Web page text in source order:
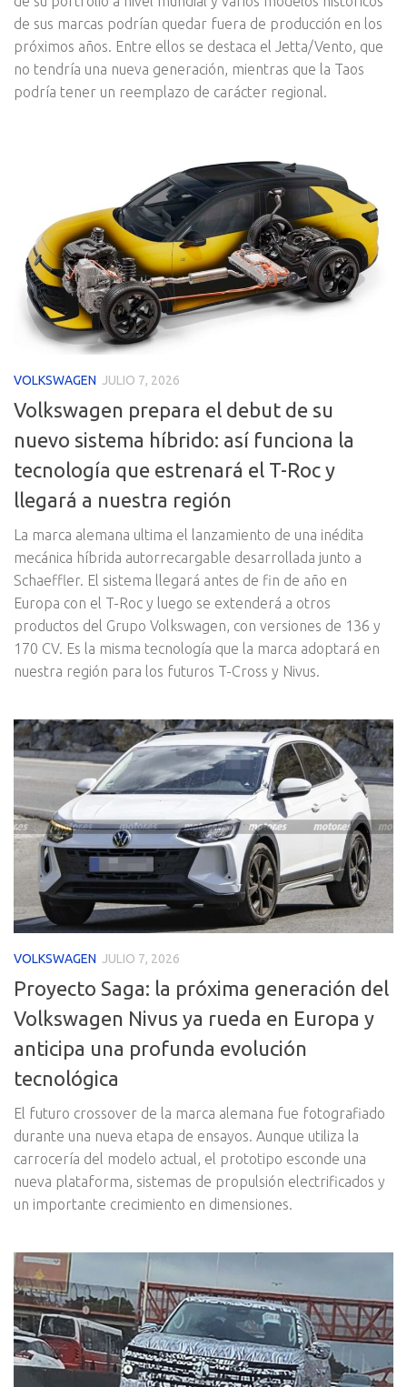
de sus marcas podrían quedar fuera de producción en los
próximos años. Entre ellos se destaca el Jetta/Vento, que
no tendría una nueva generación, mientras que la Taos
podría tener un reemplazo de carácter regional.
VOLKSWAGEN JULIO 7, 2026
Volkswagen prepara el debut de su
nuevo sistema híbrido: así funciona la
tecnología que estrenará el T-Roc y
llegará a nuestra región
La marca alemana ultima el lanzamiento de una inédita
mecánica híbrida autorrecargable desarrollada junto a
Schaeffler. El sistema llegará antes de fin de año en
Europa con el T-Roc y luego se extenderá a otros
productos del Grupo Volkswagen, con versiones de 136 y
170 CV. Es la misma tecnología que la marca adoptará en
nuestra región para los futuros T-Cross y Nivus.
VOLKSWAGEN JULIO 7, 2026
Proyecto Saga: la próxima generación del
Volkswagen Nivus ya rueda en Europa y
anticipa una profunda evolución
tecnológica
El futuro crossover de la marca alemana fue fotografiado
durante una nueva etapa de ensayos. Aunque utiliza la
carrocería del modelo actual, el prototipo esconde una
nueva plataforma, sistemas de propulsión electrificados y
un importante crecimiento en dimensiones.